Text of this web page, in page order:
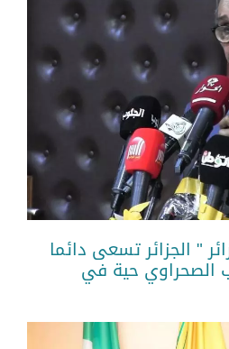
" الجزائر تسعى دائما
الصحراوي حية في